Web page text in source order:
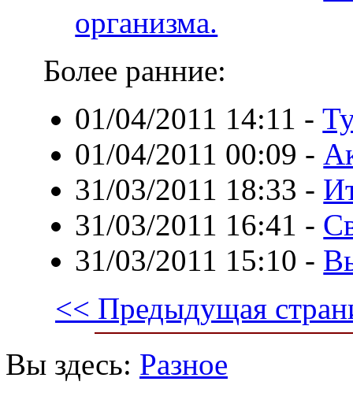
организма.
Более ранние:
01/04/2011 14:11 -
01/04/2011 00:09 -
31/03/2011 18:33 -
31/03/2011 16:41 -
31/03/2011 15:10 -
<< Предыдущая
Вы здесь: Разное